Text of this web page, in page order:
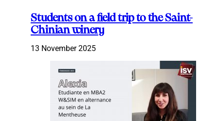
Students on a field trip to the Saint-
Chinian winery
13 November 2025